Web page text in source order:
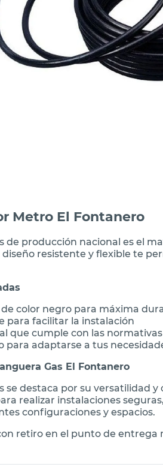
Metro El Fontanero
de producción nacional es el
resistente y flexible te
color negro para máxima
para facilitar la instalación
que cumple con las
para adaptarse a tus
Gas El Fontanero
se destaca por su versatilidad
realizar instalaciones
configuraciones y espacios.
retiro en el punto de entrega